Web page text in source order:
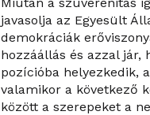
javasolja az Egyesült
demokráciák
hozzáállás és azzal jár,
pozícióba helyezkedik,
valamikor a következő
között a szerepeket a